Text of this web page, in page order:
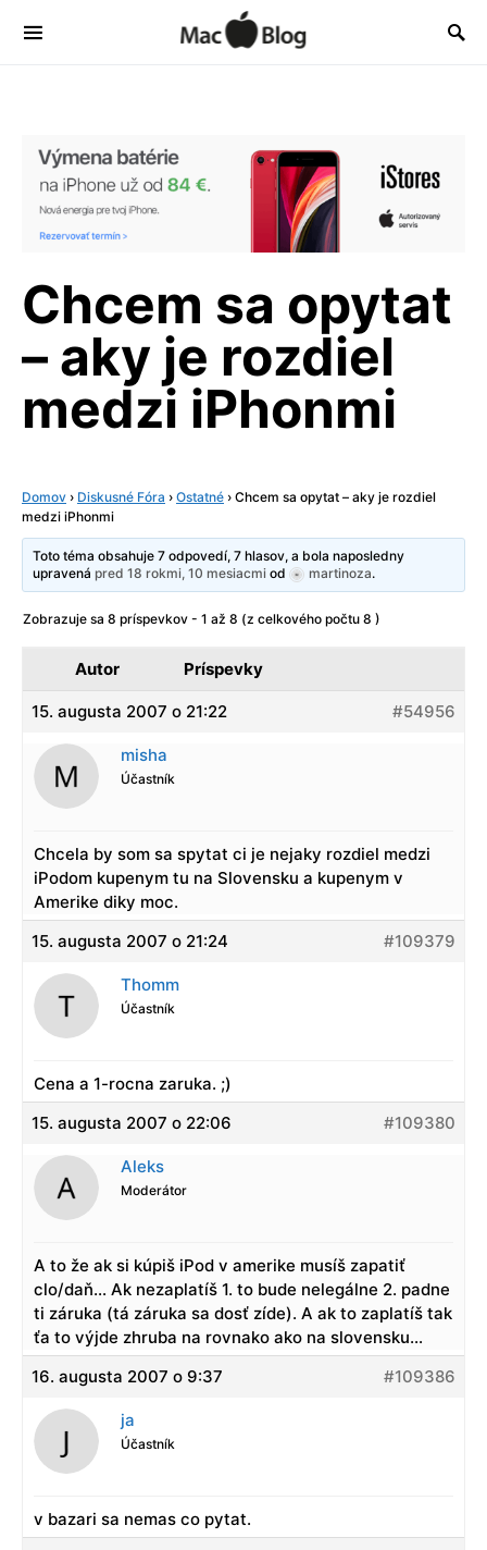
Chcem sa opytat
– aky je rozdiel
medzi iPhonmi
Domov › Diskusné Fóra › Ostatné › Chcem sa opytat – aky je rozdiel
medzi iPhonmi
Toto téma obsahuje 7 odpovedí, 7 hlasov, a bola naposledny
upravenápred 18 rokmi, 10 mesiacmi od martinoza.
Zobrazuje sa 8 príspevkov - 1 až 8 (z celkového počtu 8 )
Autor Príspevky
15. augusta 2007 o 21:22 #54956
misha
Účastník
Chcela by som sa spytat ci je nejaky rozdiel medzi
iPodom kupenym tu na Slovensku a kupenym v
Amerike diky moc.
15. augusta 2007 o 21:24
#109379
Thomm
Účastník
Cena a 1-rocna zaruka. ;)
15. augusta 2007 o 22:06
#109380
Aleks
Moderátor
A to že ak si kúpiš iPod v amerike musíš zapatiť
clo/daň… Ak nezaplatíš 1. to bude nelegálne 2. padne
ti záruka (tá záruka sa dosť zíde). A ak to zaplatíš tak
ťa to výjde zhruba na rovnako ako na slovensku…
16. augusta 2007 o 9:37
#109386
ja
Účastník
v bazari sa nemas co pytat.